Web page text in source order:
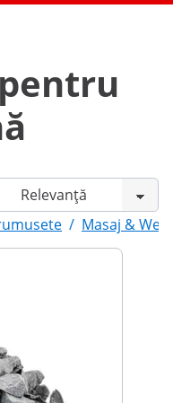
/ Masaj &